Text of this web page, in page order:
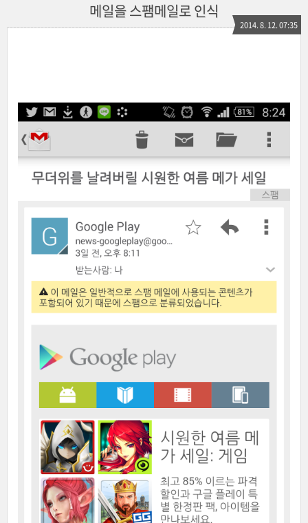
메일을 스팸메일로 인식
2014. 8. 12. 07:35